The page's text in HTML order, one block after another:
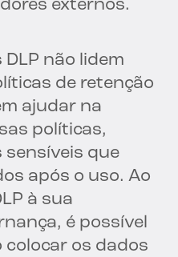
externos.
não lidem
de retenção
ajudar na
políticas,
que
após o uso. Ao
à sua
é possível
colocar os dados